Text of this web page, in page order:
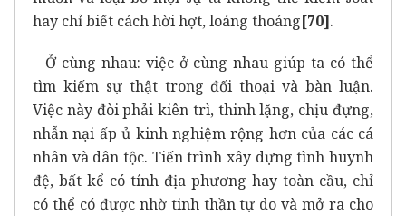
hay chỉ biết cách hời hợt, loáng thoáng[70].
– Ở cùng nhau: việc ở cùng nhau giúp ta có thể
tìm kiếm sự thật trong đối thoại và bàn luận.
Việc này đòi phải kiên trì, thinh lặng, chịu đựng,
nhẫn nại ấp ủ kinh nghiệm rộng hơn của các cá
nhân và dân tộc. Tiến trình xây dựng tình huynh
đệ, bất kể có tính địa phương hay toàn cầu, chỉ
có thể có được nhờ tinh thần tự do và mở ra cho